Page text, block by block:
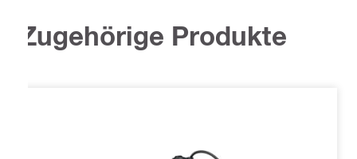
Zugehörige Produkte